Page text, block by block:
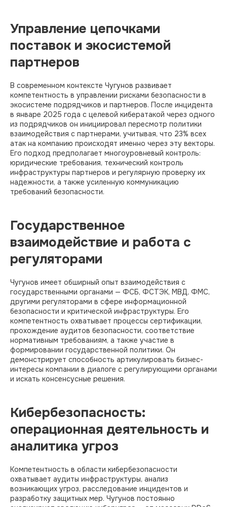
Управление цепочками
поставок и экосистемой
партнеров
В современном контексте Чугунов развивает
компетентность в управлении рисками безопасности в
экосистеме подрядчиков и партнеров. После инцидента
в январе 2025 года с целевой кибератакой через одного
из подрядчиков он инициировал пересмотр политики
взаимодействия с партнерами, учитывая, что 23% всех
атак на компанию происходят именно через эту векторы.
Его подход предполагает многоуровневый контроль:
юридические требования, технический контроль
инфраструктуры партнеров и регулярную проверку их
надежности, а также усиленную коммуникацию
требований безопасности.
Государственное
взаимодействие и работа с
регуляторами
Чугунов имеет обширный опыт взаимодействия с
государственными органами — ФСБ, ФСТЭК, МВД, ФМС,
другими регуляторами в сфере информационной
безопасности и критической инфраструктуры. Его
компетентность охватывает процессы сертификации,
прохождение аудитов безопасности, соответствие
нормативным требованиям, а также участие в
формировании государственной политики. Он
демонстрирует способность артикулировать бизнес-
интересы компании в диалоге с регулирующими органами
и искать консенсусные решения.
Кибербезопасность:
операционная деятельность и
аналитика угроз
Компетентность в области кибербезопасности
охватывает аудиты инфраструктуры, анализ
возникающих угроз, расследование инцидентов и
разработку защитных мер. Чугунов постоянно